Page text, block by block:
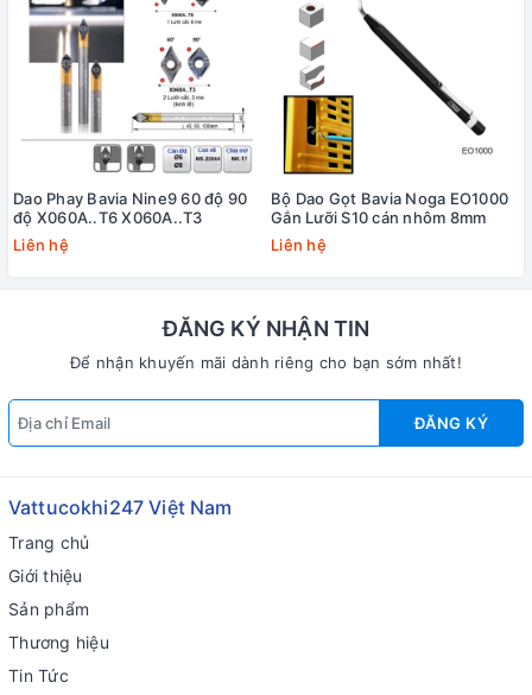
Dao Phay Bavia Nine9 60 độ 90
độ X060A..T6 X060A..T3
Liên hệ
Bộ Dao Gọt Bavia Noga EO1000
Gắn Lưỡi S10 cán nhôm 8mm
Liên hệ
ĐĂNG KÝ NHẬN TIN
Để nhận khuyến mãi dành riêng cho bạn sớm nhất!
ĐĂNG KÝ
Vattucokhi247 Việt Nam
Trang chủ
Giới thiệu
Sản phẩm
Thương hiệu
Tin Tức